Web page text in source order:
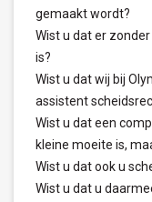
gemaakt wordt?
Wist u dat er
is?
Wist u dat wij bij
assistent
Wist u dat een
kleine moeite is,
Wist u dat ook u
Wist u dat u